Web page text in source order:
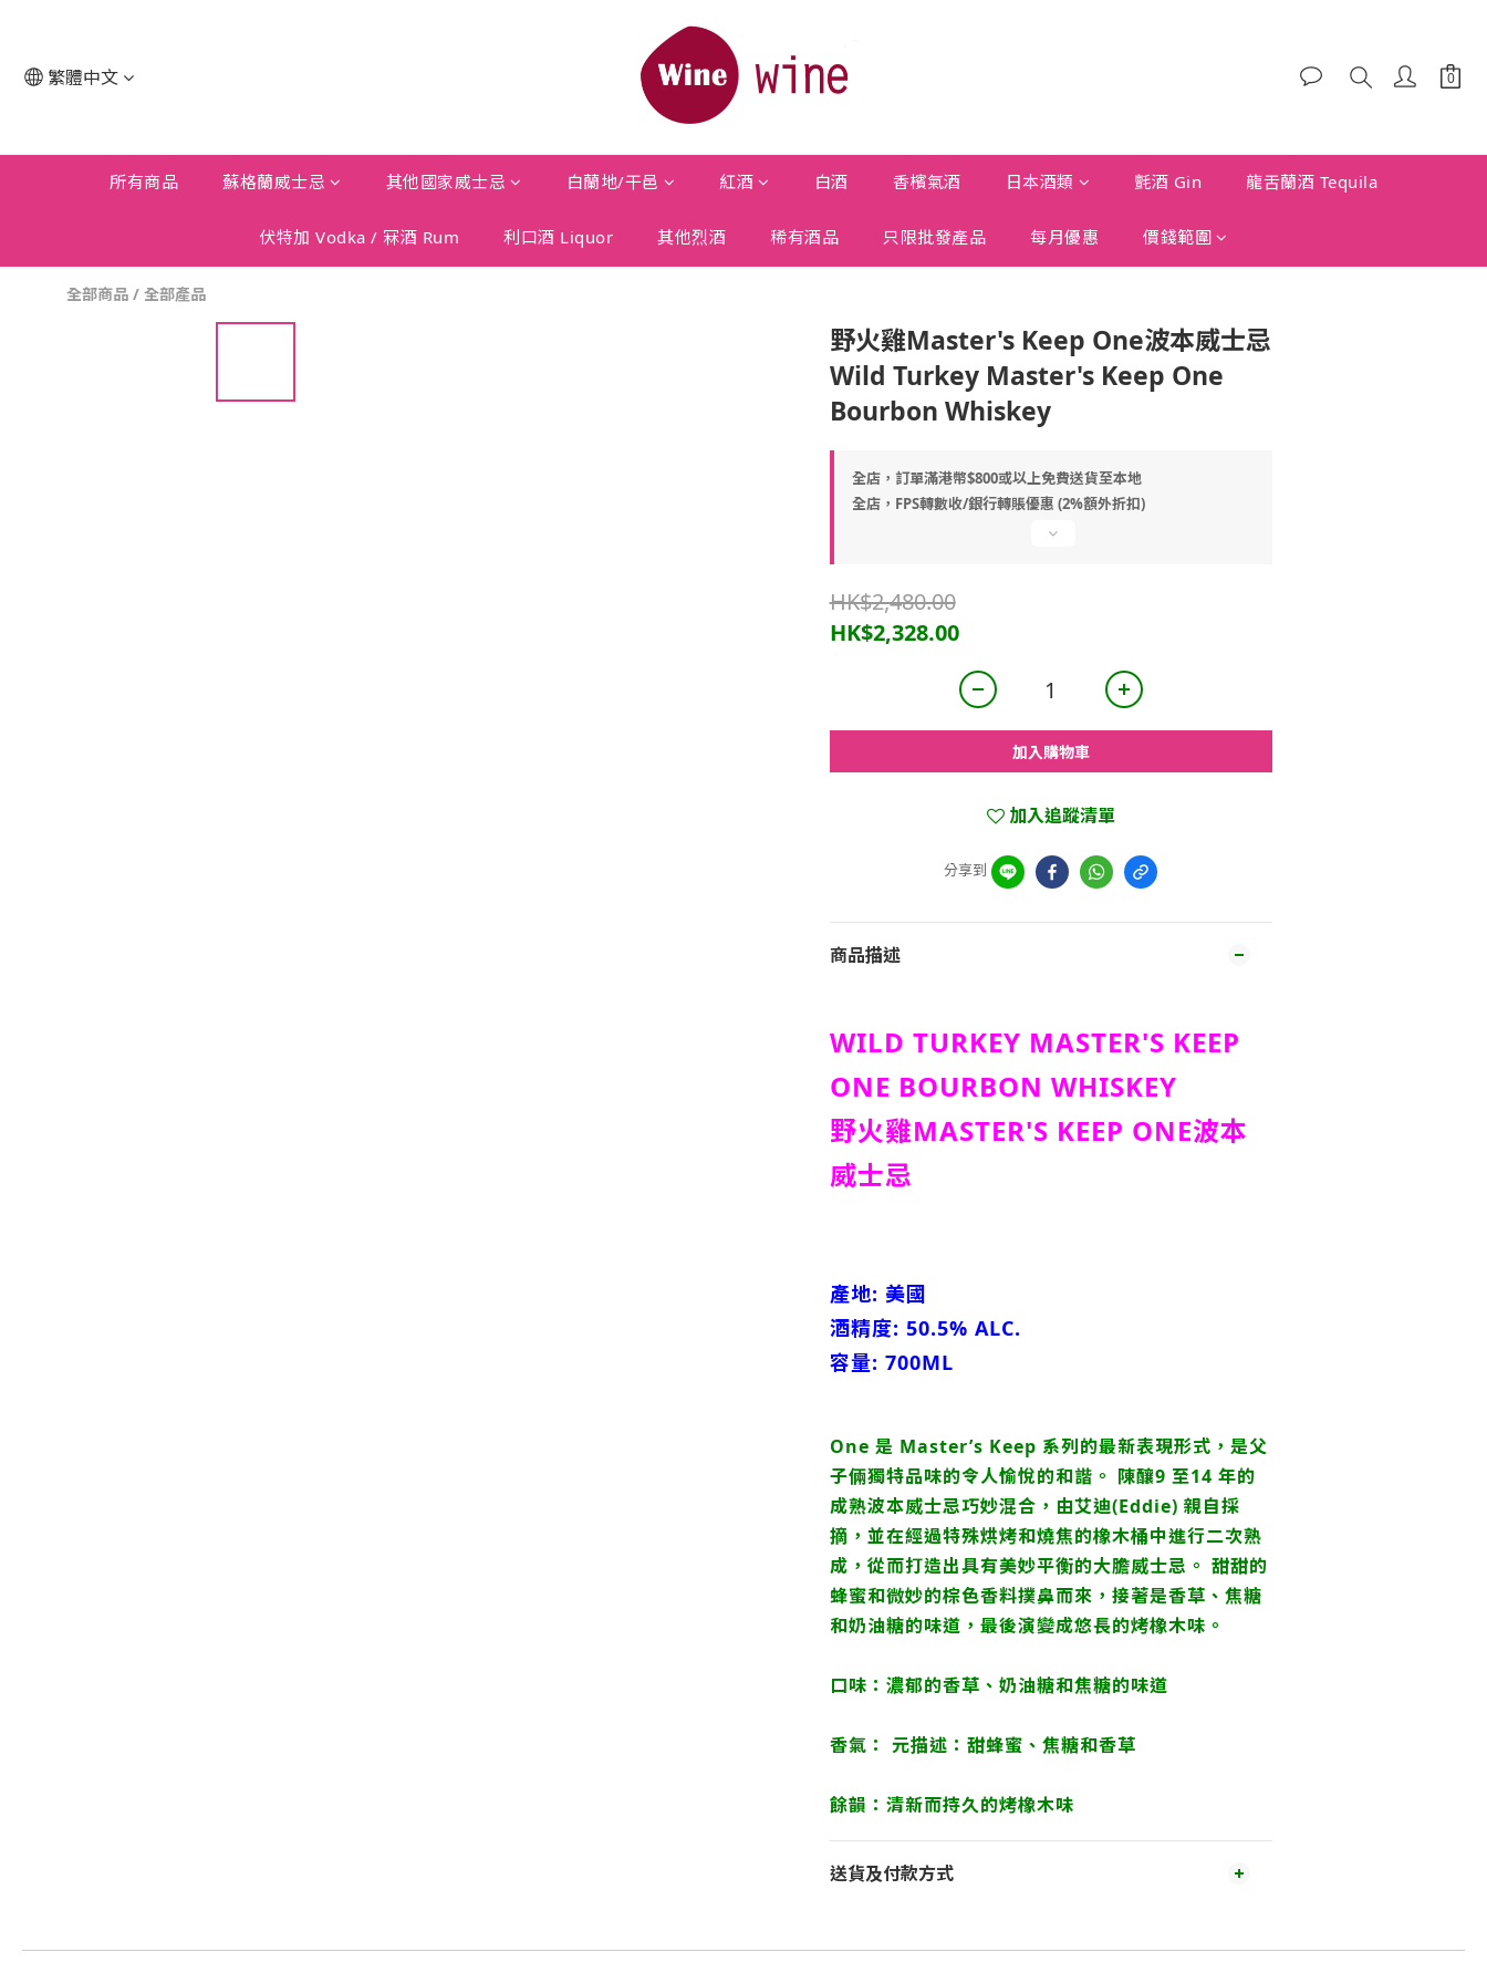
繁體中文
所有商品 蘇格蘭威士忌 其他國家威士忌 白蘭地/干邑 紅酒 白酒 香檳氣酒 日本酒類 氈酒 Gin 龍舌蘭酒 Tequila
伏特加 Vodka / 冧酒 Rum 利口酒 Liquor 其他烈酒 稀有酒品 只限批發產品 每月優惠 價錢範圍
全部商品 / 全部產品
野火雞Master's Keep One波本威士忌
Wild Turkey Master's Keep One
Bourbon Whiskey
全店，訂單滿港幣$800或以上免費送貨至本地
全店，FPS轉數收/銀行轉賬優惠 (2%額外折扣)
HK$2,480.00
HK$2,328.00
加入購物車
加入追蹤清單
分享到
商品描述
WILD TURKEY MASTER'S KEEP
ONE BOURBON WHISKEY
野火雞MASTER'S KEEP ONE波本
威士忌
產地: 美國
酒精度: 50.5% ALC.
容量: 700ML
One 是 Master’s Keep 系列的最新表現形式，是父
子倆獨特品味的令人愉悅的和諧。 陳釀9 至14 年的
成熟波本威士忌巧妙混合，由艾迪(Eddie) 親自採
摘，並在經過特殊烘烤和燒焦的橡木桶中進行二次熟
成，從而打造出具有美妙平衡的大膽威士忌。 甜甜的
蜂蜜和微妙的棕色香料撲鼻而來，接著是香草、焦糖
和奶油糖的味道，最後演變成悠長的烤橡木味。
口味：濃郁的香草、奶油糖和焦糖的味道
香氣： 元描述：甜蜂蜜、焦糖和香草
餘韻：清新而持久的烤橡木味
送貨及付款方式